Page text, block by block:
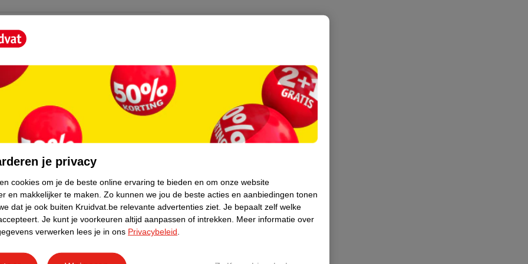
stoffen. Door de regelmatige
is een natuurlijk onderdeel van het
en gezond huidgevoel.
ruwheid, trekkerig gevoel, irritaties
huid
psoriasis
je privacy
cookies om je de beste online ervaring te bieden en om onze website
en makkelijker te maken. Zo kunnen we jou de beste acties en aanbiedingen tonen
dat je ook buiten Kruidvat.be relevante advertenties ziet. Je bepaalt zelf welke
Je kunt je voorkeuren altijd aanpassen of intrekken.
Meer informatie over
verwerken lees je in ons Privacybeleid